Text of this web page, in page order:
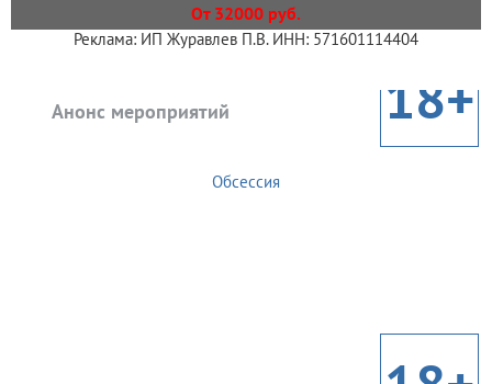
От 32000 руб.
Реклама: ИП Журавлев П.В. ИНН: 571601114404
Анонс мероприятий 18+
Обсессия